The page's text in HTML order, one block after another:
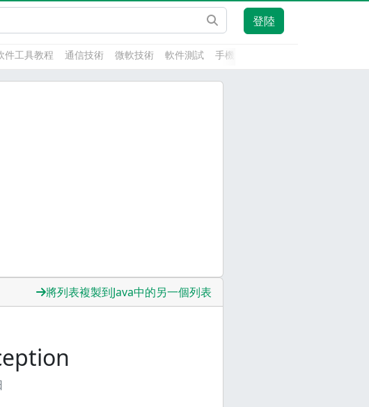
登陸
件工具教程 通信技術 微軟技術 軟件測試 手機開發
將列表複製到Java中的另一個列表